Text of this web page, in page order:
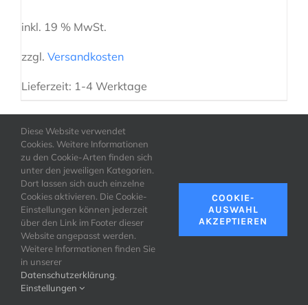
inkl. 19 % MwSt.
zzgl. Versandkosten
Lieferzeit: 1-4 Werktage
IN DEN WARENKORB DETAILS
Diese Website verwendet
Cookies. Weitere Informationen
zu den Cookie-Arten finden sich
unter den jeweiligen Kategorien.
Dort lassen sich auch einzelne
Cookies aktivieren. Die Cookie-
Einstellungen können jederzeit
über den Link im Footer dieser
Website angepasst werden.
Weitere Informationen finden Sie
in unserer
Datenschutzerklärung.
Einstellungen
COOKIE-
AUSWAHL
AKZEPTIEREN